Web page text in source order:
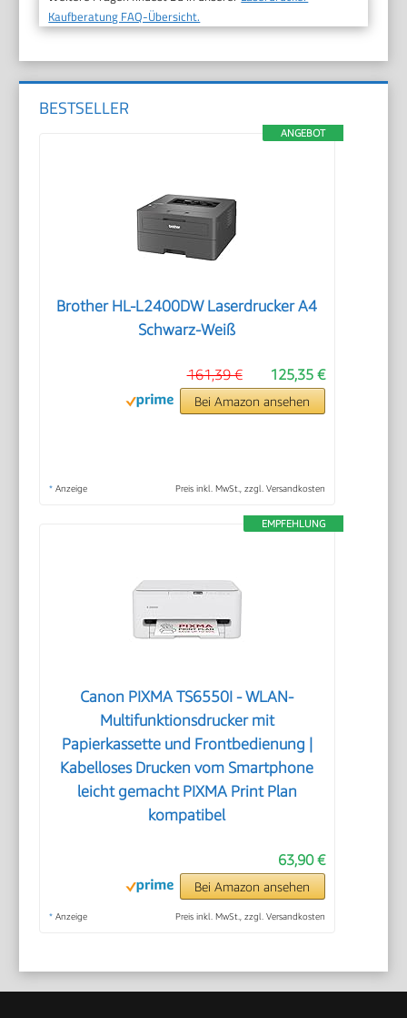
Kaufberatung FAQ-Übersicht.
BESTSELLER
ANGEBOT
Brother HL-L2400DW Laserdrucker A4
Schwarz-Weiß
125,35 €
161,39 €
Bei Amazon ansehen
* Anzeige Preis inkl. MwSt., zzgl. Versandkosten
EMPFEHLUNG
Canon PIXMA TS6550I - WLAN-
Multifunktionsdrucker mit
Papierkassette und Frontbedienung |
Kabelloses Drucken vom Smartphone
leicht gemacht PIXMA Print Plan
kompatibel
63,90 €
Bei Amazon ansehen
* Anzeige Preis inkl. MwSt., zzgl. Versandkosten